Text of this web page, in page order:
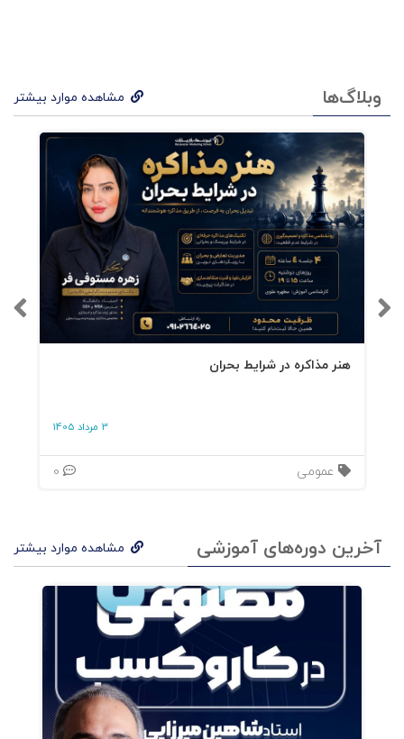
وبلاگ‌ها مشاهده موارد بیشتر
هنر مذاکره در شرایط بحران
3 مرداد 1405
عمومی
آخرین دوره‌های آموزشی مشاهده موارد بیشتر